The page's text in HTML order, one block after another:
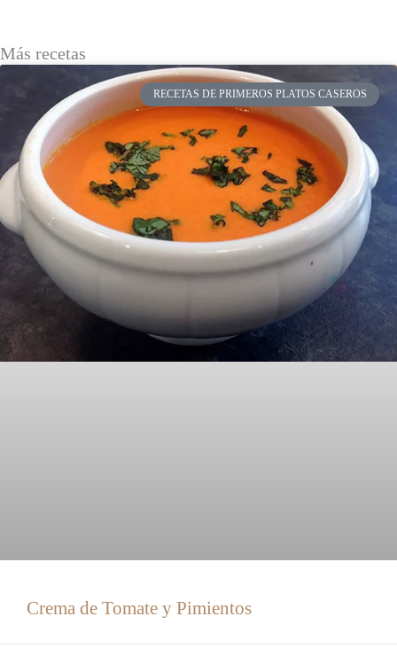
Más recetas
RECETAS DE PRIMEROS PLATOS CASEROS
Crema de Tomate y Pimientos